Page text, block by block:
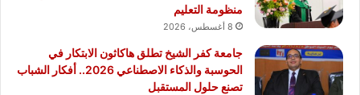
منظومة التعليم
8 أغسطس، 2026
جامعة كفر الشيخ تطلق هاكاثون الابتكار في
الحوسبة والذكاء الاصطناعي 2026.. أفكار الشباب
تصنع حلول المستقبل